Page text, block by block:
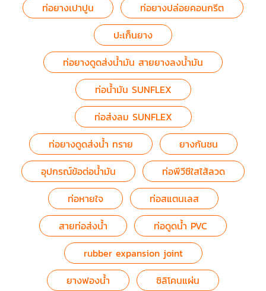
ท่อยางเปาปูน
ท่อยางปล่อยคอนกรีต
ปะเก็นยาง
ท่อยางดูดส่งน้ำมัน สายยางลงน้ำมัน
ท่อน้ำมัน SUNFLEX
ท่อส่งลม SUNFLEX
ท่อยางดูดส่งน้ำ ทราย
ยางกันชน
อุปกรณ์ข้อต่อน้ำมัน
ท่อพีวีซีใสไส้ลวด
ท่อหายใจ
ท่อสแตนเลส
สายท่อส่งน้ำ
ท่อดูดน้ำ PVC
rubber expansion joint
ยางฟองน้ำ
ซิลิโคนแผ่น